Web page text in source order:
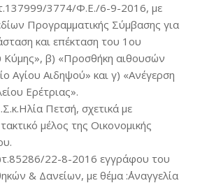
3774/Φ.Ε./6-9-2016, με
Προγραμματικής Σύμβασης για
και επέκταση του 1ου
Κύμης», β) «Προσθήκη αιθουσών
Αγίου Αιδηψού» και γ) «Ανέγερση
Ερέτριας».
Πετσή, σχετικά με
μέλος της Οικονομικής
22-8-2016 εγγράφου του
& Δανείων, με θέμα :΄΄Αναγγελία